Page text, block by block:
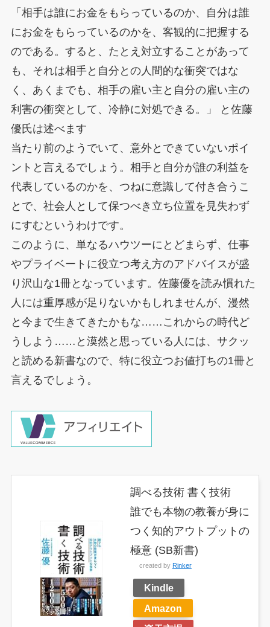
「相手は誰にお金をもらっているのか、自分は誰
にお金をもらっているのかを、客観的に把握する
のである。すると、たとえ対立することがあって
も、それは相手と自分との人間的な衝突ではな
く、あくまでも、相手の雇い主と自分の雇い主の
利害の衝突として、冷静に対処できる。」 と佐藤
優氏は述べます
当たり前のようでいて、意外とできていないポイ
ントと言えるでしょう。相手と自分が誰の利益を
代表しているのかを、つねに意識して付き合うこ
とで、社会人として保つべき立ち位置を見失わず
にすむというわけです。
このように、単なるハウツーにとどまらず、仕事
やプライベートに役立つ考え方のアドバイスが盛
り沢山な1冊となっています。佐藤優を読み慣れた
人には重厚感が足りないかもしれませんが、漫然
と今まで生きてきたかもな……これからの時代ど
うしよう……と漠然と思っている人には、サクッ
と読める新書なので、特に役立つお値打ちの1冊と
言えるでしょう。
調べる技術 書く技術
誰でも本物の教養が身に
つく知的アウトプットの
極意 (SB新書)
created by Rinker
Kindle
Amazon